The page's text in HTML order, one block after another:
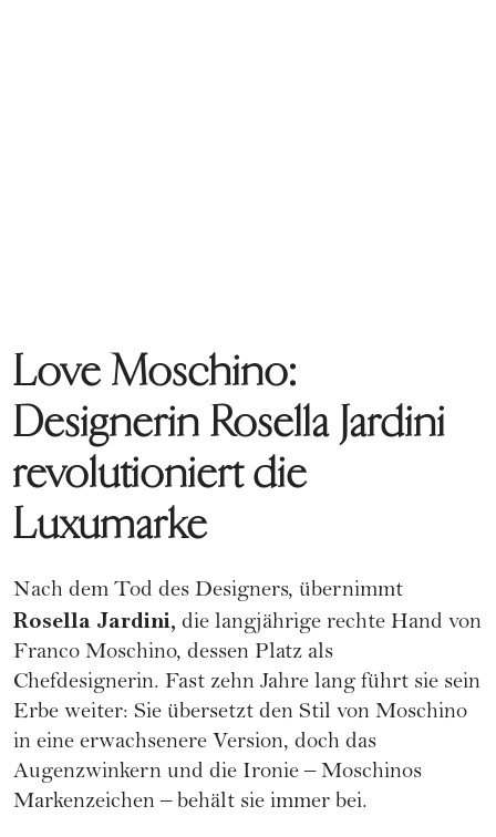
Love Moschino:
Designerin Rosella Jardini
revolutioniert die
Luxumarke
Nach dem Tod des Designers, übernimmt
Rosella Jardini, die langjährige rechte Hand von
Franco Moschino, dessen Platz als
Chefdesignerin. Fast zehn Jahre lang führt sie sein
Erbe weiter: Sie übersetzt den Stil von Moschino
in eine erwachsenere Version, doch das
Augenzwinkern und die Ironie – Moschinos
Markenzeichen – behält sie immer bei.